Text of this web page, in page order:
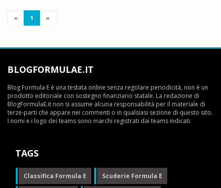
« 1 »
BLOGFORMULAE.IT
Blog Formula E è una testata online senza regolare periodicità, non è un
prodotto editoriale con sostegno finanziario statale. La redazione di
BlogFormulaE.it non si assume alcuna responsabilità per il materiale di
terze-parti che appare nei commenti o in qualsiasi sezione di questo sito.
I nomi e i logo dei teams sono marchi registrati dai teams indicati.
TAGS
Classifica Formula E Scuderie Formula E